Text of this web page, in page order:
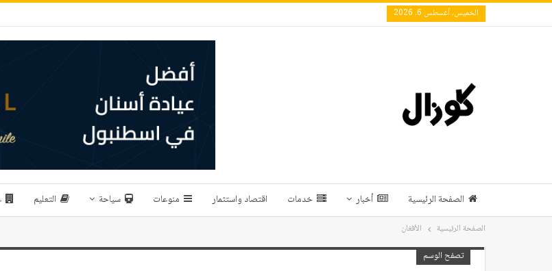
الخميس, أغسطس 6, 2026
الصفحة الرئيسية أخبار خدمات اقتصاد واستثمار منوعات سياحة التعليم
الصفحة الرئيسية الأفغان
تصفح الوسم